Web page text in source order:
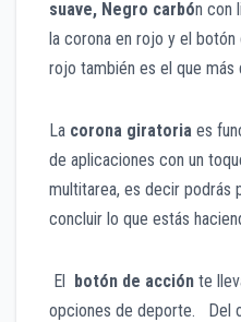
suave, Negro carbón con
la corona en rojo y el
rojo también es el que más
La corona giratoria es
de aplicaciones con un
multitarea, es decir podrás
concluir lo que estás
El botón de acción te
opciones de deporte. Del